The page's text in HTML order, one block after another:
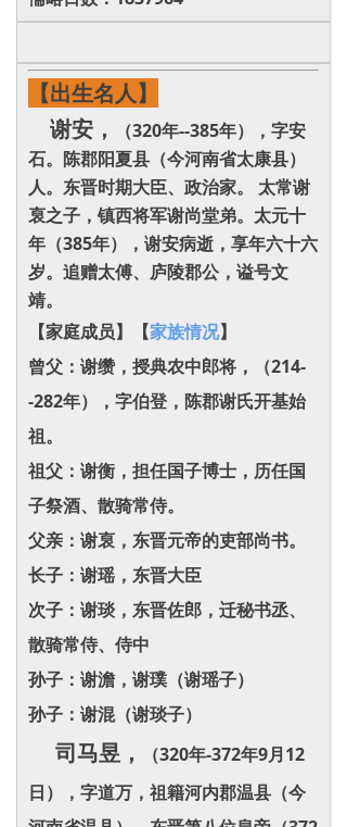
【出生名人】
谢安，
（320年--385年），字安
石。陈郡阳夏县（今河南省太康县）
人。东晋时期大臣、政治家。 太常谢
裒之子，镇西将军谢尚堂弟。太元十
年（385年），谢安病逝，享年六十六
岁。追赠太傅、庐陵郡公，谥号文
靖。
【家庭成员】【家族情况】
曾父：谢缵，授典农中郎将，（214-
-282年），字伯登，陈郡谢氏开基始
祖。
祖父：谢衡，担任国子博士，历任国
子祭酒、散骑常侍。
父亲：谢裒，东晋元帝的吏部尚书。
长子：谢瑶，东晋大臣
次子：谢琰，东晋佐郎，迁秘书丞、
散骑常侍、侍中
孙子：谢澹，谢璞（谢瑶子）
孙子：谢混（谢琰子）
司马昱，
（320年-372年9月12
日），字道万，祖籍河内郡温县（今